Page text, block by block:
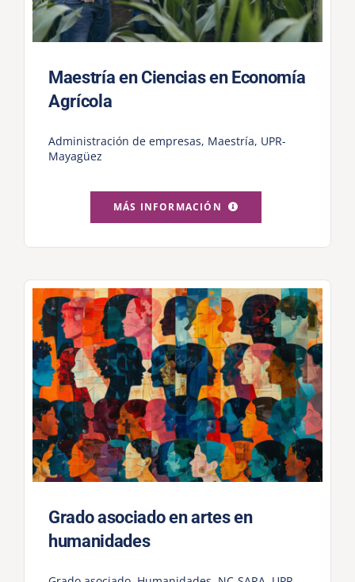
Maestría en Ciencias en Economía
Agrícola
Administración de empresas, Maestría, UPR-
Mayagüez
MÁS INFORMACIÓN
Grado asociado en artes en
humanidades